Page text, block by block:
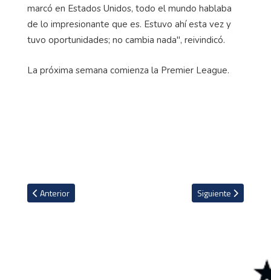
marcó en Estados Unidos, todo el mundo hablaba
de lo impresionante que es. Estuvo ahí esta vez y
tuvo oportunidades; no cambia nada", reivindicó.
La próxima semana comienza la Premier League.
Artículo anterior: Luis Suárez llegó a Montevideo en el avión
Anterior Artículo siguiente:
Siguiente